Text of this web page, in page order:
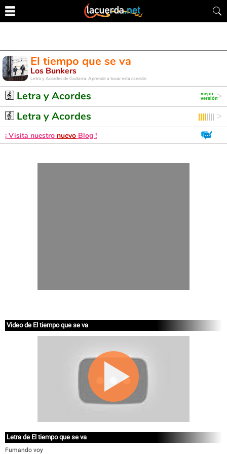
El tiempo que se va
Los Bunkers
Letra y Acordes de Guitarra. Aprende a tocar esta canción
Letra y Acordes
Letra y Acordes
¡ Visita nuestro nuevo Blog !
Video de El tiempo que se va
Letra de El tiempo que se va
Fumando voy